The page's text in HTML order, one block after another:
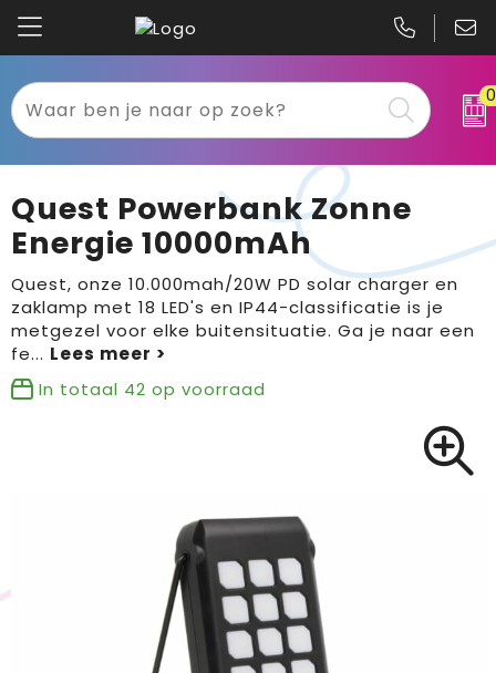
0
Textiel
Werkkleding
Sport
Tassen
Bloemen, planten en bomen
Brievenbuspakketten
Kariban
B&C
Gildan
Clique
Printer
Quest Powerbank Zonne
Energie 10000mAh
Quest, onze 10.000mah/20W PD solar charger en
zaklamp met 18 LED's en IP44-classificatie is je
metgezel voor elke buitensituatie. Ga je naar een
fe...
In totaal 42 op voorraad